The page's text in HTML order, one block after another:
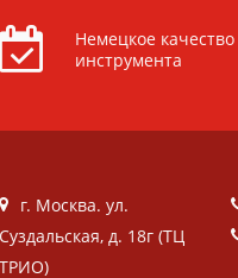
Немецкое качество
инструмента
г. Москва. ул.
Суздальская, д. 18г (ТЦ
ТРИО)